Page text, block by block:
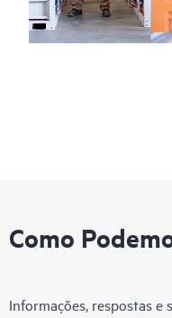
Como
Informações, respostas e